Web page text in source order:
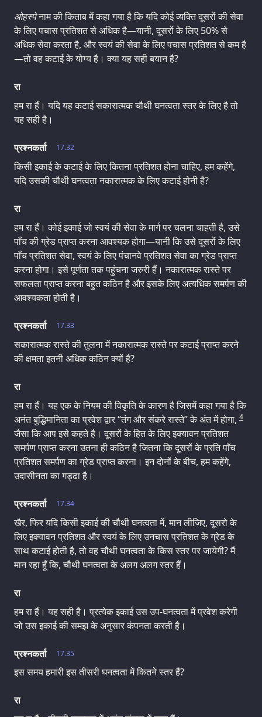
ओहस्पेनाम की किताब में कहा गया है कि यदि कोई व्यक्ति दूसरों की सेवा
के लिए पचास प्रतिशत से अधिक है—यानी, दूसरों के लिए 50% से
अधिक सेवा करता है, और स्वयं की सेवा के लिए पचास प्रतिशत से कम है
—तो वह कटाई के योग्य है। क्या यह सही बयान है?
रा
हम रा हैं। यदि यह कटाई सकारात्मक चौथी घनत्वता स्तर के लिए है तो
यह सही है।
17.32
प्रश्नकर्ता
किसी इकाई के कटाई के लिए कितना प्रतिशत होना चाहिए, हम कहेंगे,
यदि उसकी चौथी घनत्वता नकारात्मक के लिए कटाई होनी है?
रा
हम रा हैं। कोई इकाई जो स्वयं की सेवा के मार्ग पर चलना चाहती है, उसे
पाँच की ग्रेड प्राप्त करना आवश्यक होगा—यानी कि उसे दूसरों के लिए
पाँच प्रतिशत सेवा, स्वयं के लिए पंचानवे प्रतिशत सेवा का ग्रेड प्राप्त
करना होगा। इसे पूर्णता तक पहुंचना जरुरी हैं। नकारात्मक रास्ते पर
सफलता प्राप्त करना बहुत कठिन है और इसके लिए अत्यधिक समर्पण की
आवश्यकता होती है।
17.33
प्रश्नकर्ता
सकारात्मक रास्ते की तुलना में नकारात्मक रास्ते पर कटाई प्राप्त करने
की क्षमता इतनी अधिक कठिन क्यों है?
रा
हम रा हैं। यह एक के नियम की विकृति के कारण है जिसमें कहा गया है कि
अनंत बुद्धिमानिता का प्रवेश द्वार “तंग और संकरे रास्ते” के अंत में होगा, 4
जैसा कि आप इसे कहते है। दूसरों के हित के लिए इक्यावन प्रतिशत
समर्पण प्राप्त करना उतना ही कठिन है जितना कि दूसरों के प्रति पाँच
प्रतिशत समर्पण का ग्रेड प्राप्त करना। इन दोनों के बीच, हम कहेंगे,
उदासीनता का गड्ढा है।
17.34
प्रश्नकर्ता
खैर, फिर यदि किसी इकाई की चौथी घनत्वता में, मान लीजिए, दूसरो के
लिए इक्यावन प्रतिशत और स्वयं के लिए उनचास प्रतिशत के ग्रेड के
साथ कटाई होती है, तो वह चौथी घनत्वता के किस स्तर पर जायेगी? मैं
मान रहा हूँ कि, चौथी घनत्वता के अलग अलग स्तर हैं।
रा
हम रा हैं। यह सही है। प्रत्येक इकाई उस उप-घनत्वता में प्रवेश करेगी
जो उस इकाई की समझ के अनुसार कंपनता करती है।
17.35
प्रश्नकर्ता
इस समय हमारी इस तीसरी घनत्वता में कितने स्तर हैं?
रा